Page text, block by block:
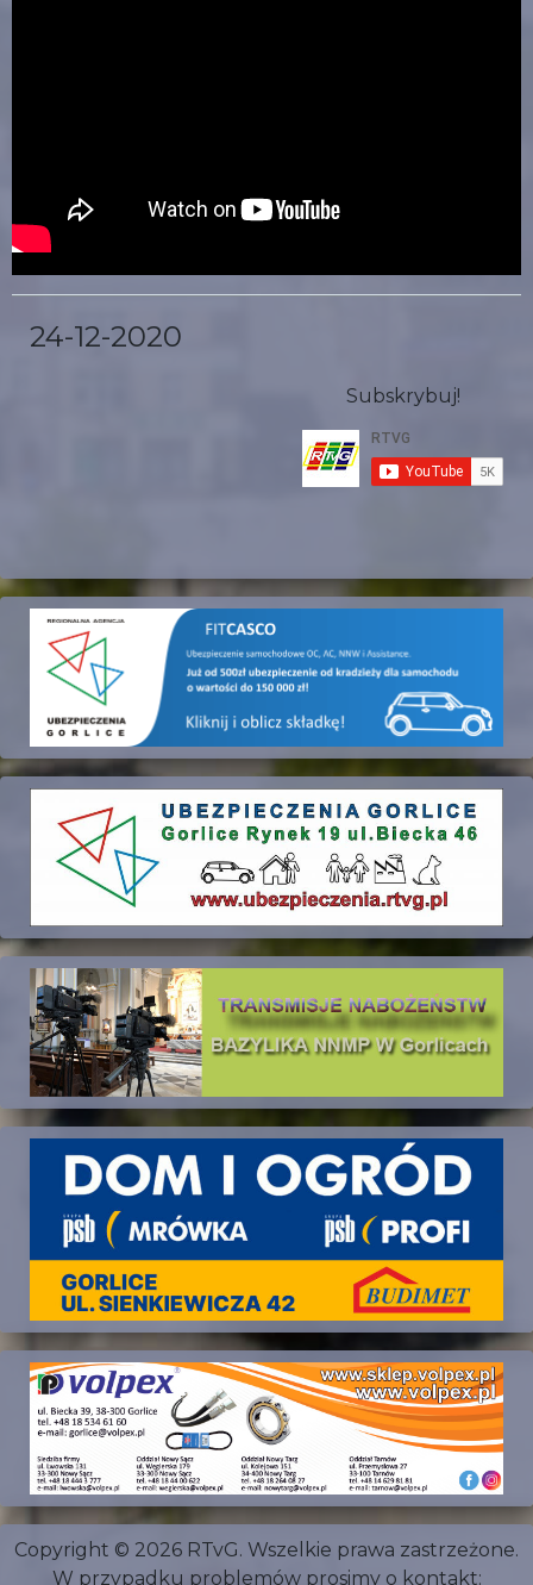
24-12-2020
Subskrybuj!
Copyright © 2026 RTvG. Wszelkie prawa zastrzeżone.
W przypadku problemów prosimy o kontakt: